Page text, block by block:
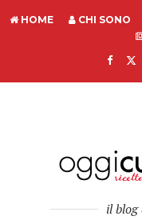
HOME CHI SONO
il